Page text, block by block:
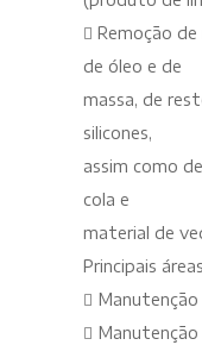
 Remoção
de óleo e de
massa, de
silicones,
assim como
cola e
material de
Principais
 Manutenção
